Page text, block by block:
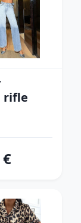
Modré rifle